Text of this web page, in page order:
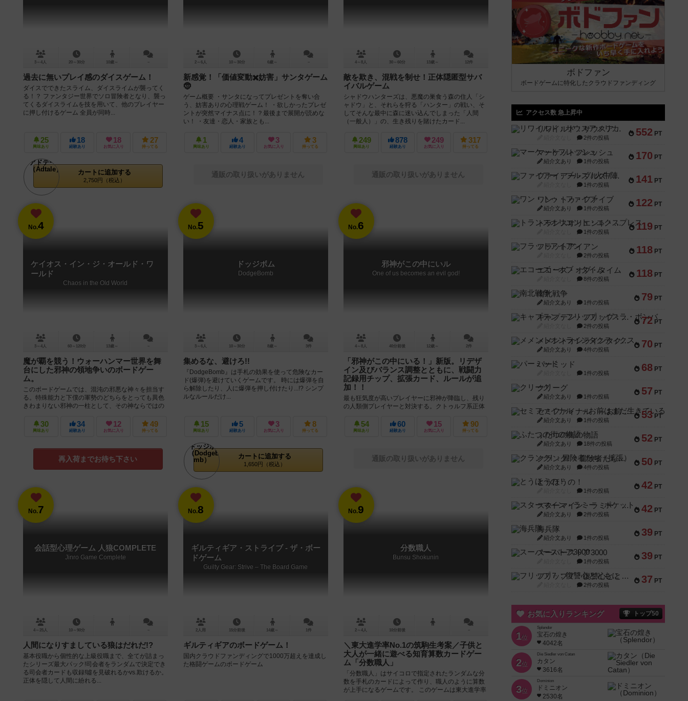
3～4人 20～30分 10歳～ －
過去に無いプレイ感のダイスゲーム！
ダイスでできたスライム、ダイスライムが襲ってく
る！？ ファンタジー世界でソロ冒険者となり、襲っ
てくるダイスライムを技を用いて、他のプレイヤー
に押し付けるゲーム 全員が同時...
25
興味あり
18
経験あり
18
お気に入り
27
持ってる
カートに追加する
2,750円（税込）
2～6人 10～30分 6歳～ －
新感覚！「価値変動✖️妨害」サンタゲーム
🤶
ゲーム概要 ・サンタになってプレゼントを奪い合
う、妨害ありの心理戦ゲーム！ ・欲しかったプレゼ
ントが突然マイナス点に！？最後まで展開が読めな
い！ ・友達・恋人・家族とも...
1
興味あり
4
経験あり
3
お気に入り
3
持ってる
通販の取り扱いがありません
4～8人 30～60分 13歳～ 12件
敵を欺き、混戦を制せ！正体隠匿型サバ
イバルゲーム
シャドウハンターズは、悪魔の巣食う森の住人「シ
ャドウ」と、それらを狩る「ハンター」の戦い、そ
してそんな最中に森に迷い込んでしまった「人間
（一般人）」の、生き残りを賭けたカード...
249
興味あり
878
経験あり
249
お気に入り
317
持ってる
通販の取り扱いがありません
No.4
ケイオス・イン・ジ・オールド・ワ
ールド
Chaos in the Old World
3～4人 60～120分 13歳～ －
魔が覇を競う！ウォーハンマー世界を舞
台にした邪神の領地争いのボードゲー
ム。
このボードゲームでは、混沌の邪悪な神々を担当す
る。特殊能力と下僕の軍勢のどちらをとっても異色
きわまりない邪神の一柱として、その神ならではの
30
興味あり
34
経験あり
12
お気に入り
49
持ってる
再入荷までお待ち下さい
No.5
ドッジボム
DodgeBomb
3～6人 10～30分 8歳～ 3件
集めるな、避けろ!!
『DodgeBomb』は手札の効果を使って危険なカー
ド(爆弾)を避けていくゲームです。 時には爆弾を自
ら解除したり、人に爆弾を押し付けたり...!? シンプ
ルなルールだけ...
15
興味あり
5
経験あり
3
お気に入り
8
持ってる
カートに追加する
1,650円（税込）
No.6
邪神がこの中にいル
One of us becomes an evil god!
4～8人 40分前後 12歳～ 2件
「邪神がこの中にいる！」新版。リデザ
イン及びバランス調整とともに、戦闘力
記録用チップ、拡張カード、ルールが追
加！！
最も狂気度が高いプレイヤーに邪神が降臨し、残り
の人類側プレイヤーと対決する。クトゥルフ系正体
復活。 カードのリデザイン、ゲーム...
54
興味あり
60
経験あり
15
お気に入り
90
持ってる
通販の取り扱いがありません
No.7
会話型心理ゲーム 人狼COMPLETE
Jinro Game Complete
4～25人 10～90分 －
人間になりすましている狼はだれだ!?
基本役職から個性的な上級役職まで、全てが詰まっ
たシリーズ最大パック!司会者をランダムで決定でき
る司会者カードも収録!噓を見破れるかvs.欺けるか。
正体を隠して人間に紛れる...
No.8
ギルティギア・ストライブ - ザ・ボー
ドゲーム
Guilty Gear: Strive – The Board Game
2人用 15分前後 14歳～ 1件
ギルティギアのボードゲーム！
国内クラウドファンディングで1000万超えを達成し
た格闘ゲームのボードゲーム
No.9
分数職人
Bunsu Shokunin
2～4人 10分前後 －
＼東大進学率No.1の筑駒生考案／子供と
大人が一緒に遊べる知育算数カードゲー
ム「分数職人」
「分数職人」はサイコロで指定されたランダムな分
数を手札のカードによって作り、職人のように算数
が上手になるゲームです。 このゲームは東大進学率
ボドファン
ボードゲームに特化したクラウドファンディング
アクセス数 急上昇中
552 PT
リワイルド：サウスアメリカ
2件の投稿
170 PT
マーケットフレッシュ
紹介文あり 1件の投稿
141 PT
ファイアー・ブルズ / 火牛陣
1件の投稿
122 PT
ワン・トゥ・ファイブ
紹介文あり 1件の投稿
119 PT
トランスオリエント・エクスプレス
1件の投稿
118 PT
フラットアイアン
2件の投稿
118 PT
エコーズ・オブ・タイム
8件の投稿
79 PT
南北戦争
紹介文あり 1件の投稿
72 PT
キャプテン・フリップ：イスラ・ボンバ
2件の投稿
70 PT
メメントオンラインタクティクス
紹介文あり 4件の投稿
68 PT
パーミッド
1件の投稿
57 PT
クリーグ
紹介文あり 1件の投稿
53 PT
セミファイナル ～お前はまだ生きている～
紹介文あり 1件の投稿
52 PT
ふたつの街の物語
紹介文あり 18件の投稿
50 PT
クランク! ：冒険者たち（拡張）
紹介文あり 4件の投稿
42 PT
とうほうの！
1件の投稿
42 PT
スターマイン・ラミー ポケット
紹介文あり 2件の投稿
39 PT
海兵隊
紹介文あり 1件の投稿
39 PT
スーパーストア3000
1件の投稿
37 PT
フリップ７：復讐心とともに
2件の投稿
お気に入りランキング トップ50
1位
Splendor
宝石の煌き
4042名
2位
Die Siedler von Catan
カタン
3616名
3位
Dominion
ドミニオン
2530名